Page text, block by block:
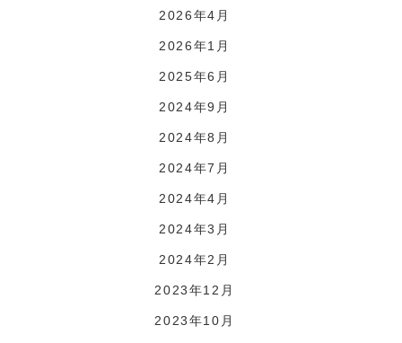
2026年4月
2026年1月
2025年6月
2024年9月
2024年8月
2024年7月
2024年4月
2024年3月
2024年2月
2023年12月
2023年10月